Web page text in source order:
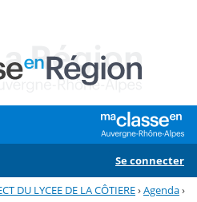
Se connecter
DU LYCEE DE LA CÔTIERE›Agenda›